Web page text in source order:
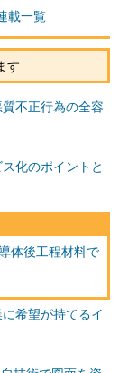
載一覧
す
質不正行為の全容
化のポイントと
体後工程材料で
希望が持てるイ